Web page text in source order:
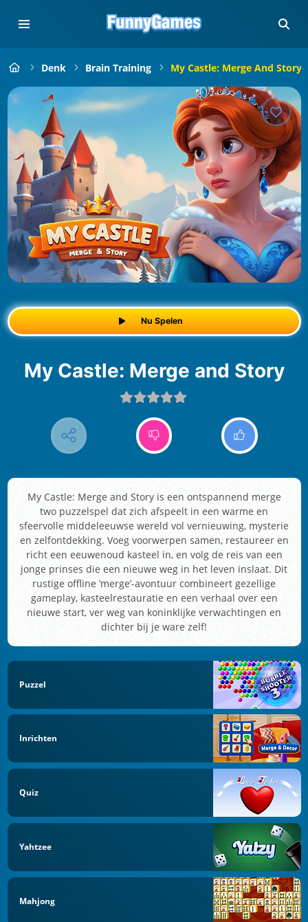
Denk Brain Training My Castle: Merge And Story
Nu Spelen
My Castle: Merge and Story
My Castle: Merge and Story is een ontspannend merge
two puzzelspel dat zich afspeelt in een warme en
sfeervolle middeleeuwse wereld vol vernieuwing, mysterie
en zelfontdekking. Voeg voorwerpen samen, restaureer en
richt een eeuwenoud kasteel in, en volg de reis van een
jonge prinses die een nieuwe weg in het leven inslaat. Dit
rustige offline ‘merge’-avontuur combineert gezellige
gameplay, kasteelrestauratie en een verhaal over een
nieuwe start, ver weg van koninklijke verwachtingen en
dichter bij je ware zelf!
Puzzel
Inrichten
Quiz
Yahtzee
Mahjong